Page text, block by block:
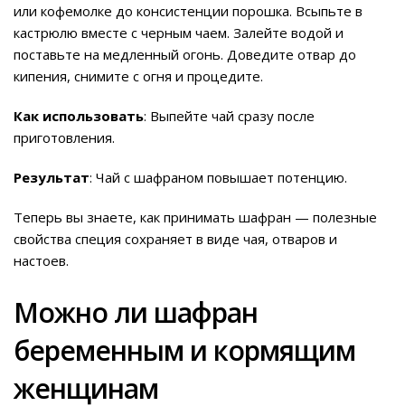
или кофемолке до консистенции порошка. Всыпьте в
кастрюлю вместе с черным чаем. Залейте водой и
поставьте на медленный огонь. Доведите отвар до
кипения, снимите с огня и процедите.
Как использовать: Выпейте чай сразу после
приготовления.
Результат: Чай с шафраном повышает потенцию.
Теперь вы знаете, как принимать шафран — полезные
свойства специя сохраняет в виде чая, отваров и
настоев.
Можно ли шафран
беременным и кормящим
женщинам